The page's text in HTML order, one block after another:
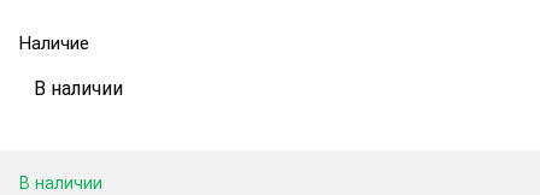
Наличие
В наличии
В наличии